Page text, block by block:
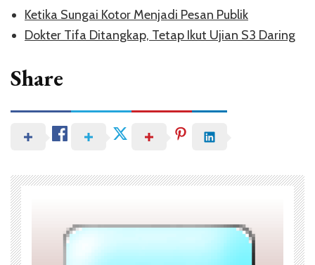
Ketika Sungai Kotor Menjadi Pesan Publik
Dokter Tifa Ditangkap, Tetap Ikut Ujian S3 Daring
Share